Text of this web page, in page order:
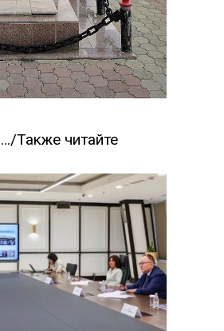
Также читайте